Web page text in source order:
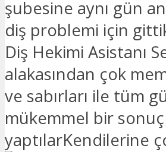
şubesine aynı gün
diş problemi için
Diş Hekimi Asistanı
alakasından çok
ve sabırları ile tüm
mükemmel bir
yaptılarKendilerine